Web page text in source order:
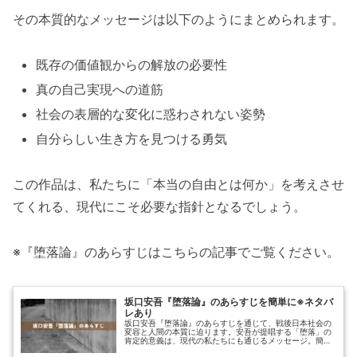
その本質的なメッセージは以下のようにまとめられます。
既存の価値観からの解放の必要性
真の自己実現への道筋
社会の表層的な変化に惑わされない姿勢
自分らしい生き方を見つける勇気
この作品は、私たちに「本当の自由とは何か」を考えさせ
てくれる、現代にこそ必要な指針となるでしょう。
※『堕落論』のあらすじはこちらの記事でご覧ください。
坂口安吾『堕落論』のあらすじを簡単に※ネタバ
レあり
坂口安吾『堕落論』のあらすじを通じて、戦後日本社会の
変容と人間の本質に迫ります。安吾が提唱する「堕落」の
肯定的意義は、現代の私たちにも通じるメッセージ。簡単